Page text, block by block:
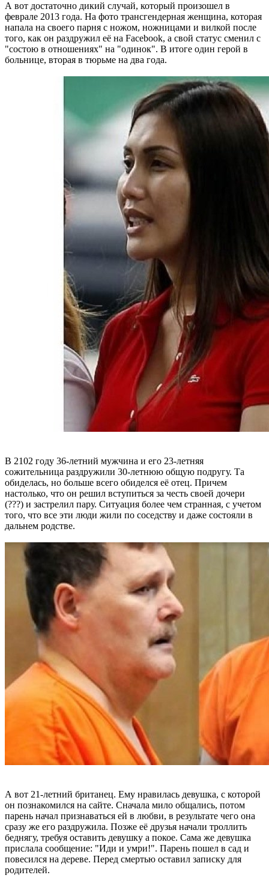
А вот достаточно дикий случай, который произошел в
феврале 2013 года. На фото трансгендерная женщина, которая
напала на своего парня с ножом, ножницами и вилкой после
того, как он раздружил её на Facebook, а свой статус сменил с
"состою в отношениях" на "одинок". В итоге один герой в
больнице, вторая в тюрьме на два года.
В 2102 году 36-летний мужчина и его 23-летняя
сожительница раздружили 30-летнюю общую подругу. Та
обиделась, но больше всего обиделся её отец. Причем
настолько, что он решил вступиться за честь своей дочери
(???) и застрелил пару. Ситуация более чем странная, с учетом
того, что все эти люди жили по соседству и даже состояли в
дальнем родстве.
А вот 21-летний британец. Ему нравилась девушка, с которой
он познакомился на сайте. Сначала мило общались, потом
парень начал признаваться ей в любви, в результате чего она
сразу же его раздружила. Позже её друзья начали троллить
беднягу, требуя оставить девушку а покое. Сама же девушка
прислала сообщение: "Иди и умри!". Парень пошел в сад и
повесился на дереве. Перед смертью оставил записку для
родителей.